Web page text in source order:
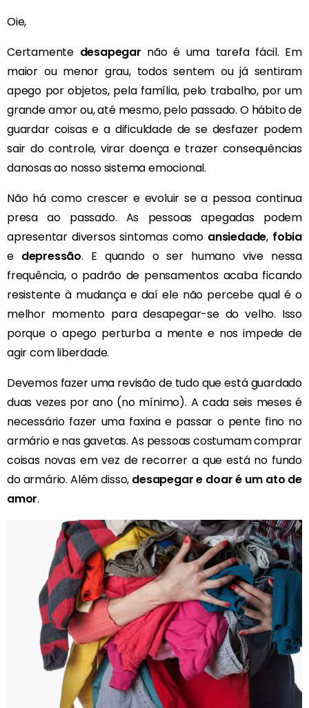
Oie,
Certamente desapegar não é uma tarefa fácil. Em
maior ou menor grau, todos sentem ou já sentiram
apego por objetos, pela família, pelo trabalho, por um
grande amor ou, até mesmo, pelo passado. O hábito de
guardar coisas e a dificuldade de se desfazer podem
sair do controle, virar doença e trazer consequências
danosas ao nosso sistema emocional.
Não há como crescer e evoluir se a pessoa continua
presa ao passado. As pessoas apegadas podem
apresentar diversos sintomas como ansiedade, fobia
e depressão. E quando o ser humano vive nessa
frequência, o padrão de pensamentos acaba ficando
resistente à mudança e daí ele não percebe qual é o
melhor momento para desapegar-se do velho. Isso
porque o apego perturba a mente e nos impede de
agir com liberdade.
Devemos fazer uma revisão de tudo que está guardado
duas vezes por ano (no mínimo). A cada seis meses é
necessário fazer uma faxina e passar o pente fino no
armário e nas gavetas. As pessoas costumam comprar
coisas novas em vez de recorrer a que está no fundo
do armário. Além disso, desapegar e doar é um ato de
amor.